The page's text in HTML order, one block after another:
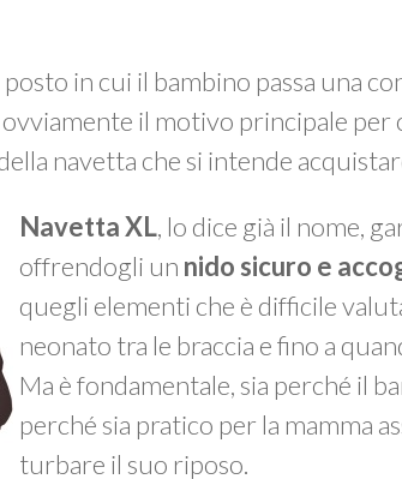
in cui il bambino passa una
il motivo principale per
navetta che si intende
Navetta XL, lo dice già il nome,
offrendogli un nido sicuro e
quegli elementi che è difficile
neonato tra le braccia e fino a
Ma è fondamentale, sia perché il
perché sia pratico per la mamma
turbare il suo riposo.